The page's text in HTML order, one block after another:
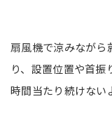
扇風機で涼みながら
り、設置位置や首
時間当たり続けない